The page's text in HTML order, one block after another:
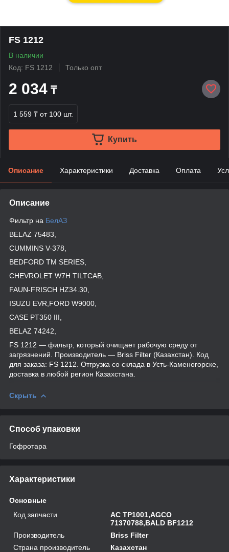
FS 1212
В наличии
Код: FS 1212
Только опт
2 034 ₸
1 559 ₸ от 100 шт.
Купить
Описание Характеристики Доставка Оплата
Описание
Фильтр на БелАЗ
BELAZ 75483,
CUMMINS V-378,
BEDFORD TM SERIES,
CHEVROLET W7H TILTCAB,
FAUN-FRISCH HZ34.30,
ISUZU EVR,FORD W9000,
CASE PT350 III,
BELAZ 74242,
FS 1212 — фильтр, который очищает рабочую среду от
загрязнений. Производитель — Briss Filter (Казахстан). Код
для заказа: FS 1212. Отгрузка со склада в Усть-Каменогорске,
доставка в любой регион Казахстана.
Скрыть
Способ упаковки
Гофротара
Характеристики
Основные
Код запчасти
AC TP1001,AGCO
71370788,BALD BF1212
Производитель
Briss Filter
Страна производитель
Казахстан